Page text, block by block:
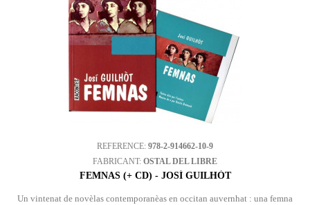
REFERENCE: 978-2-914662-10-9
FABRICANT: OSTAL DEL LIBRE
FEMNAS (+ CD) - JOSÍ GUILHÒT
Un vintenat de novèlas contemporanèas en occitan auvernhat : una femna